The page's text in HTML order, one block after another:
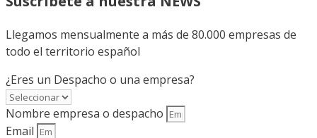
Llegamos mensualmente a más de 80.000 empresas de
todo el territorio español
¿Eres un Despacho o una empresa?
Nombre empresa o despacho
Email